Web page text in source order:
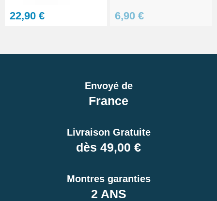
22,90 € 6,90 €
Envoyé de
France
Livraison Gratuite
dès 49,00 €
Montres garanties
2 ANS